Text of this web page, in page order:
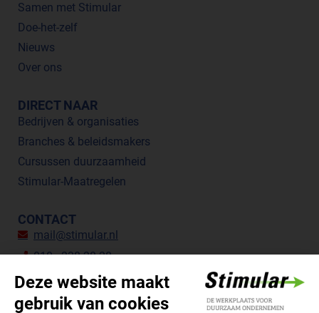
Samen met Stimular
Doe-het-zelf
Nieuws
Over ons
DIRECT NAAR
Bedrijven & organisaties
Branches & beleidsmakers
Cursussen duurzaamheid
Stimular-Maatregelen
CONTACT
mail@stimular.nl
010 - 238 28 28
Botersloot 177, 3011 HE Rotterdam